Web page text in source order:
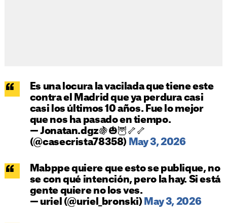
Es una locura la vacilada que tiene este
contra el Madrid que ya perdura casi
casi los últimos 10 años. Fue lo mejor
que nos ha pasado en tiempo.
— Jonatan.dgz🍇🎃🦉🦴🦴
(@casecrista78358) May 3, 2026
Mabppe quiere que esto se publique, no
se con qué intención, pero la hay. Si está
gente quiere no los ves.
— uriel (@uriel_bronski) May 3, 2026